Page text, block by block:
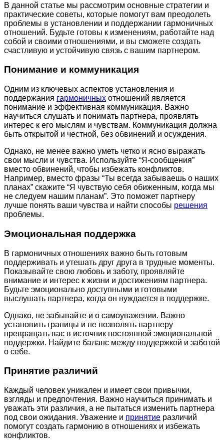
В данной статье мы рассмотрим основные стратегии и
практические советы, которые помогут вам преодолеть
проблемы в установлении и поддержании гармоничных
отношений. Будьте готовы к изменениям, работайте над
собой и своими отношениями, и вы сможете создать
счастливую и устойчивую связь с вашим партнером.
Понимание и коммуникация
Одним из ключевых аспектов установления и
поддержания гармоничных отношений является
понимание и эффективная коммуникация. Важно
научиться слушать и понимать партнера, проявлять
интерес к его мыслям и чувствам. Коммуникация должна
быть открытой и честной, без обвинений и осуждения.
Однако, не менее важно уметь четко и ясно выражать
свои мысли и чувства. Используйте “Я-сообщения”
вместо обвинений, чтобы избежать конфликтов.
Например, вместо фразы “Ты всегда забываешь о наших
планах” скажите “Я чувствую себя обиженным, когда мы
не следуем нашим планам”. Это поможет партнеру
лучше понять ваши чувства и найти способы решения
проблемы.
Эмоциональная поддержка
В гармоничных отношениях важно быть готовым
поддерживать и утешать друг друга в трудные моменты.
Показывайте свою любовь и заботу, проявляйте
внимание и интерес к жизни и достижениям партнера.
Будьте эмоционально доступными и готовыми
выслушать партнера, когда он нуждается в поддержке.
Однако, не забывайте и о самоуважении. Важно
установить границы и не позволять партнеру
превращать вас в источник постоянной эмоциональной
поддержки. Найдите баланс между поддержкой и заботой
о себе.
Принятие различий
Каждый человек уникален и имеет свои привычки,
взгляды и предпочтения. Важно научиться принимать и
уважать эти различия, а не пытаться изменить партнера
под свои ожидания. Уважение и принятие различий
помогут создать гармонию в отношениях и избежать
конфликтов.